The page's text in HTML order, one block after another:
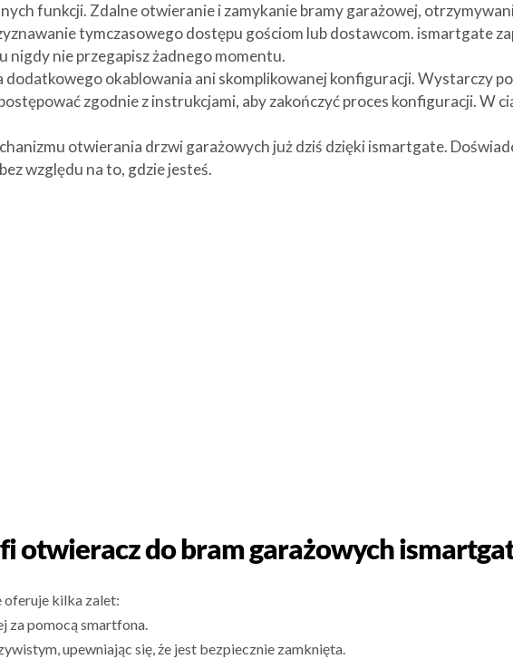
funkcji. Zdalne otwieranie i zamykanie bramy garażowej,
tymczasowego dostępu gościom lub dostawcom. ismartgate
nigdy nie przegapisz żadnego momentu.
okablowania ani skomplikowanej konfiguracji. Wystarczy
zgodnie z instrukcjami, aby zakończyć proces konfiguracji. W
otwierania drzwi garażowych już dziś dzięki ismartgate.
względu na to, gdzie jesteś.
otwieracz do bram garażowych
kilka zalet:
za pomocą smartfona.
upewniając się, że jest bezpiecznie zamknięta.